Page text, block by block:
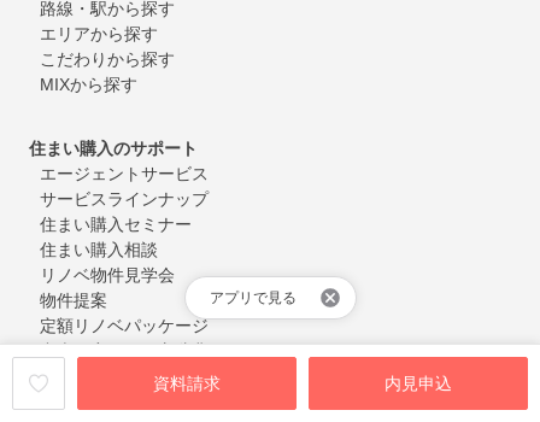
資料請求 内見申込
アプリで見る
路線・駅から探す
エリアから探す
こだわりから探す
MIXから探す
住まい購入のサポート
エージェントサービス
サービスラインナップ
住まい購入セミナー
住まい購入相談
リノベ物件見学会
物件提案
定額リノベパッケージ
中古住宅の買い方辞典
カウカモジャーナル